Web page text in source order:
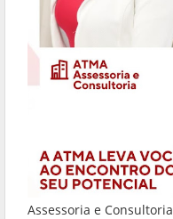
Assessoria e Consultoria